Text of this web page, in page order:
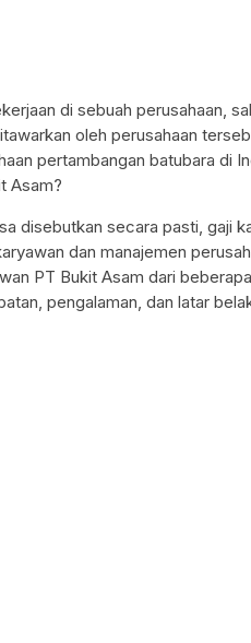
di sebuah perusahaan,
oleh perusahaan
pertambangan batubara di
Asam?
disebutkan secara pasti, gaji
dan manajemen
PT Bukit Asam dari
pengalaman, dan latar